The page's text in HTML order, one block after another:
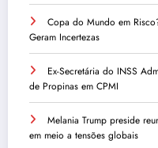
Copa do Mundo em
Geram Incertezas
Ex-Secretária do INSS
de Propinas em CPMI
Melania Trump preside
em meio a tensões globais